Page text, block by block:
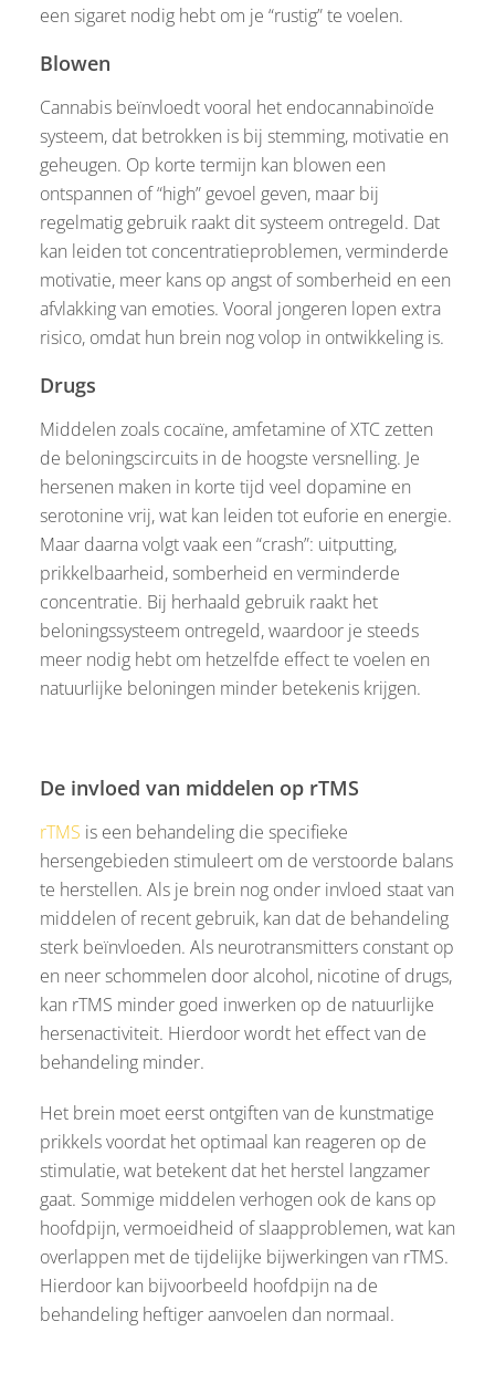
een sigaret nodig hebt om je “rustig” te voelen.
Blowen
Cannabis beïnvloedt vooral het endocannabinoïde
systeem, dat betrokken is bij stemming, motivatie en
geheugen. Op korte termijn kan blowen een
ontspannen of “high” gevoel geven, maar bij
regelmatig gebruik raakt dit systeem ontregeld. Dat
kan leiden tot concentratieproblemen, verminderde
motivatie, meer kans op angst of somberheid en een
afvlakking van emoties. Vooral jongeren lopen extra
risico, omdat hun brein nog volop in ontwikkeling is.
Drugs
Middelen zoals cocaïne, amfetamine of XTC zetten
de beloningscircuits in de hoogste versnelling. Je
hersenen maken in korte tijd veel dopamine en
serotonine vrij, wat kan leiden tot euforie en energie.
Maar daarna volgt vaak een “crash”: uitputting,
prikkelbaarheid, somberheid en verminderde
concentratie. Bij herhaald gebruik raakt het
beloningssysteem ontregeld, waardoor je steeds
meer nodig hebt om hetzelfde effect te voelen en
natuurlijke beloningen minder betekenis krijgen.
De invloed van middelen op rTMS
rTMS is een behandeling die specifieke
hersengebieden stimuleert om de verstoorde balans
te herstellen. Als je brein nog onder invloed staat van
middelen of recent gebruik, kan dat de behandeling
sterk beïnvloeden. Als neurotransmitters constant op
en neer schommelen door alcohol, nicotine of drugs,
kan rTMS minder goed inwerken op de natuurlijke
hersenactiviteit. Hierdoor wordt het effect van de
behandeling minder.
Het brein moet eerst ontgiften van de kunstmatige
prikkels voordat het optimaal kan reageren op de
stimulatie, wat betekent dat het herstel langzamer
gaat. Sommige middelen verhogen ook de kans op
hoofdpijn, vermoeidheid of slaapproblemen, wat kan
overlappen met de tijdelijke bijwerkingen van rTMS.
Hierdoor kan bijvoorbeeld hoofdpijn na de
behandeling heftiger aanvoelen dan normaal.